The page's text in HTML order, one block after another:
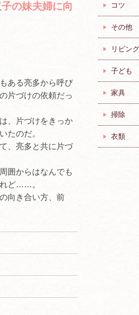
の妹夫婦に向
ある亮多から呼び
片づけの依頼だっ
、片づけをきっか
たのだ。
、亮多と共に片づ
囲からはなんでも
ど……。
向き合い方、前
コツ
その他
リビング
子ども
家具
掃除
衣類